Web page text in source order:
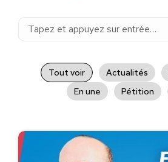
Recherche
Tout voir Actualités
En une
Pétition